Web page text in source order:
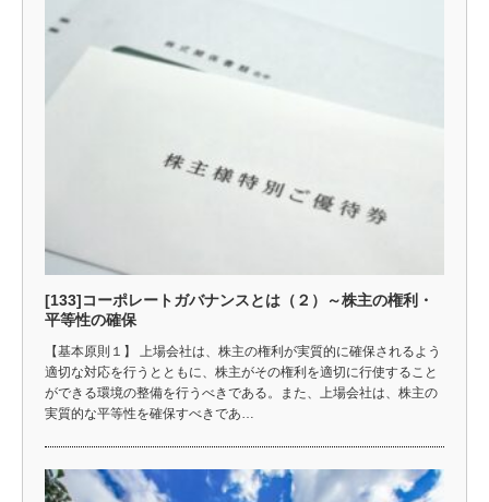
[133]コーポレートガバナンスとは（２）～株主の権利・
平等性の確保
【基本原則１】 上場会社は、株主の権利が実質的に確保されるよう
適切な対応を行うとともに、株主がその権利を適切に行使すること
ができる環境の整備を行うべきである。また、上場会社は、株主の
実質的な平等性を確保すべきであ…